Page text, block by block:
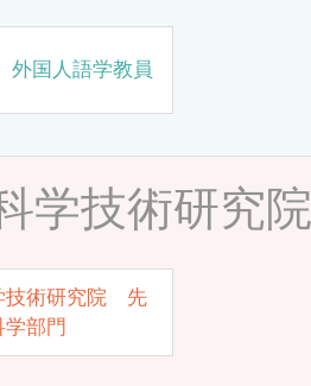
国人語学教員
学技術研究
技術研究院 先
部門